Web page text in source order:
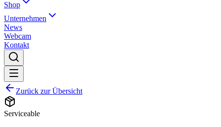
Shop
Unternehmen
News
Webcam
Kontakt
Zurück zur Übersicht
Serviceable